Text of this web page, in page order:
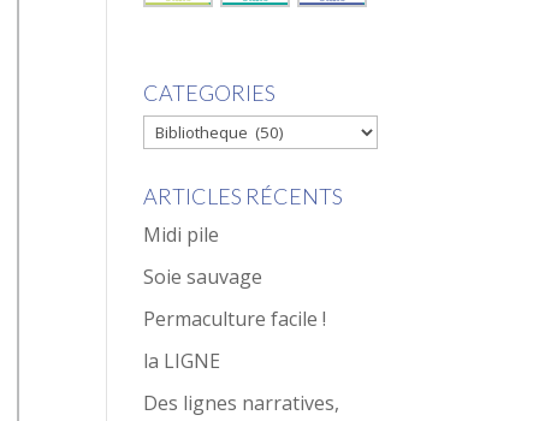
CATEGORIES
CATEGORIES
ARTICLES RÉCENTS
Midi pile
Soie sauvage
Permaculture facile !
la LIGNE
Des lignes narratives,